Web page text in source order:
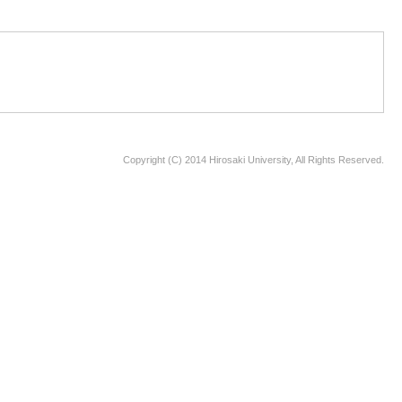
Copyright (C) 2014 Hirosaki University, All Rights Reserved.